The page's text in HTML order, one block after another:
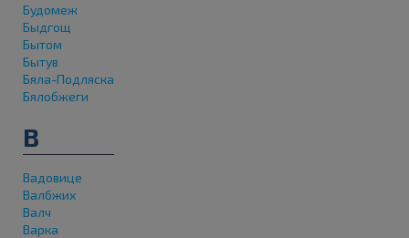
Будомеж
Быдгощ
Бытом
Бытув
Бяла-Подляска
Бялобжеги
В
Вадовице
Валбжих
Валч
Варка